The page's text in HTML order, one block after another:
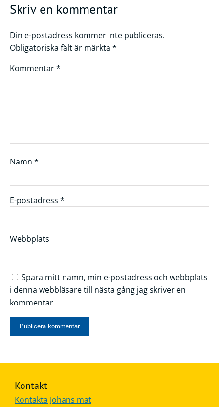
Skriv en kommentar
Din e-postadress kommer inte publiceras.
Obligatoriska fält är märkta *
Kommentar*
Namn *
E-postadress *
Webbplats
Spara mitt namn, min e-postadress och webbplats
i denna webbläsare till nästa gång jag skriver en
kommentar.
Kontakt
Kontakta Johans mat